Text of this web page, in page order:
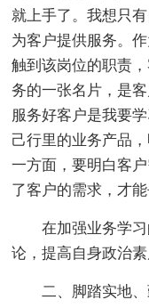
就上手了。我想只
为客户提供服务。
触到该岗位的职责
务的一张名片，是
服务好客户是我要
己行里的业务产品
一方面，要明白客
了客户的需求，才
在加强业务学
论，提高自身政治素
二、脚踏实地